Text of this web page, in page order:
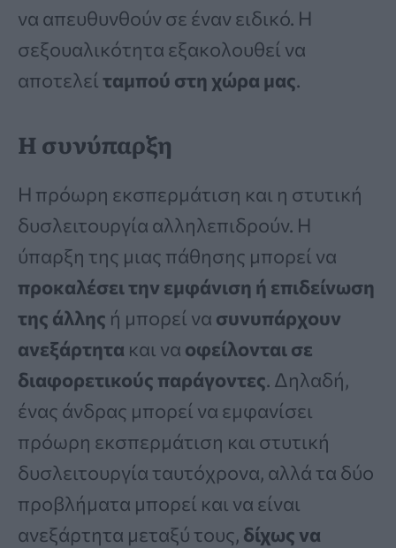
να απευθυνθούν σε έναν ειδικό. Η
σεξουαλικότητα εξακολουθεί να
αποτελεί ταμπού στη χώρα μας.
Η συνύπαρξη
Η πρόωρη εκσπερμάτιση και η στυτική
δυσλειτουργία αλληλεπιδρούν. Η
ύπαρξη της μιας πάθησης μπορεί να
προκαλέσει την εμφάνιση ή επιδείνωση
της άλλης ή μπορεί να συνυπάρχουν
ανεξάρτητα και να οφείλονται σε
διαφορετικούς παράγοντες. Δηλαδή,
ένας άνδρας μπορεί να εμφανίσει
πρόωρη εκσπερμάτιση και στυτική
δυσλειτουργία ταυτόχρονα, αλλά τα δύο
προβλήματα μπορεί και να είναι
ανεξάρτητα μεταξύ τους, δίχως να